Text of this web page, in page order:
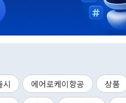
시 에어로케이항공 상품